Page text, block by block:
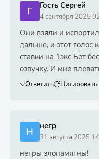
Г Гость Сергей
4 сентября 2025
Они взяли и
дальше, и этот голос
ставки на 1экс Бет
озвучку. И мне
Ответить Цитировать
Н негр
31 августа 2025
негры злопамятны!